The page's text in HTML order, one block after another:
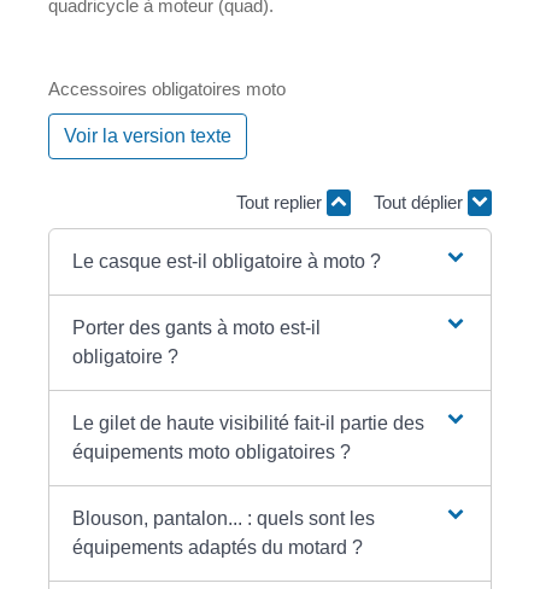
quadricycle à moteur (quad).
Accessoires obligatoires moto
Voir la version texte
Tout replier Tout déplier
Le casque est-il obligatoire à moto ?
Porter des gants à moto est-il
obligatoire ?
Le gilet de haute visibilité fait-il partie des
équipements moto obligatoires ?
Blouson, pantalon... : quels sont les
équipements adaptés du motard ?